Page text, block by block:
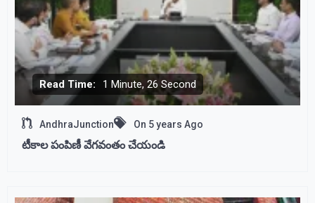
Read Time: 1 Minute, 26 Second
AndhraJunction On 5 years Ago
టీకాల పంపిణీ వేగవంతం చేయండి